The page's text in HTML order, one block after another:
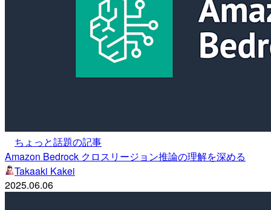
ちょっと話題の記事
Amazon Bedrock クロスリージョン推論の理解を深める
Takaaki Kakei
2025.06.06